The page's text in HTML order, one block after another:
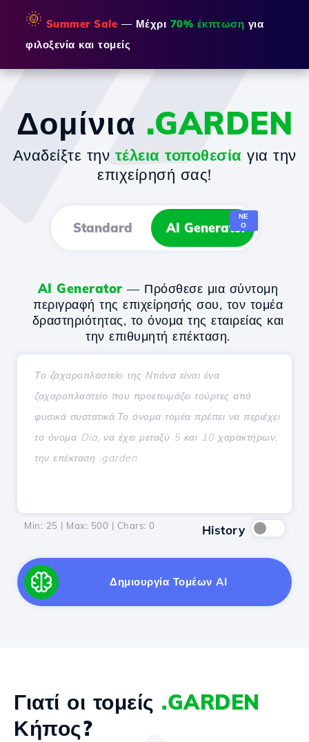
🌞 Summer Sale — Μέχρι 70% έκπτωση για
φιλοξενία και τομείς
Δομίνια .GARDEN
Αναδείξτε την τέλεια τοποθεσία για την
επιχείρησή σας!
Standard AI Generator
ΝΈ
Ο
AI Generator — Πρόσθεσε μια σύντομη
περιγραφή της επιχείρησής σου, τον τομέα
δραστηριότητας, το όνομα της εταιρείας και
την επιθυμητή επέκταση.
Min: 25 | Max: 500 | Chars: 0 History
Δημιουργία Τομέων AI
Γιατί οι τομείς .GARDEN
Κήπος?